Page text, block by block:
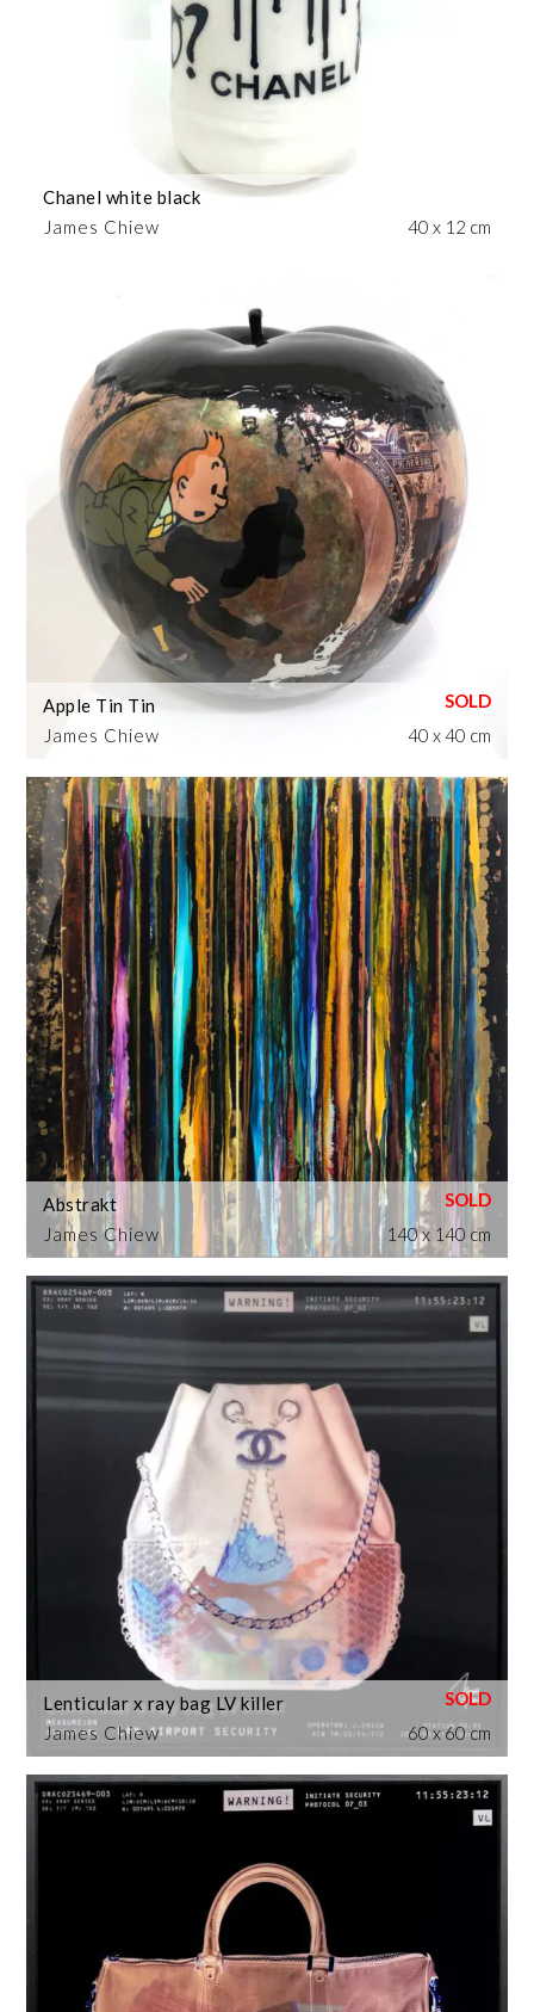
James Chiew
Chanel white black
40 x 12 cm
James Chiew
Apple Tin Tin
40 x 40 cm
James Chiew
Abstrakt
140 x 140 cm
James Chiew
Lenticular x ray bag LV killer
60 x 60 cm